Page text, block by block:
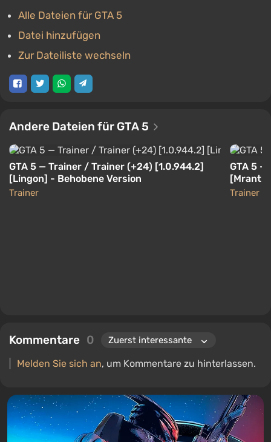
Alle Dateien für GTA 5
Datei hinzufügen
Zur Dateiliste wechseln
Andere Dateien für GTA 5
GTA 5 — Trainer / Trainer (+24) [1.0.944.2]
[Lingon] - Behobene Version
Trainer
GTA 5 —
Trainer
Kommentare 0
Melden Sie sich an, um Kommentare zu hinterlassen.